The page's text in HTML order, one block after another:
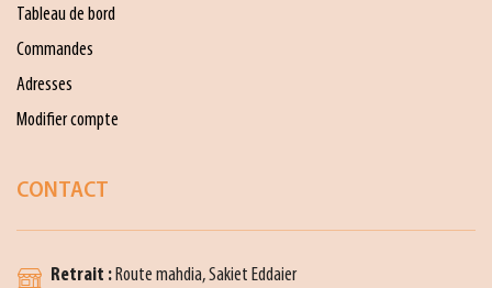
Tableau de bord
Commandes
Adresses
Modifier compte
CONTACT
Retrait :Route mahdia, Sakiet Eddaier